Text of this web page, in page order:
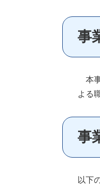
事
本事
よる
事
以下